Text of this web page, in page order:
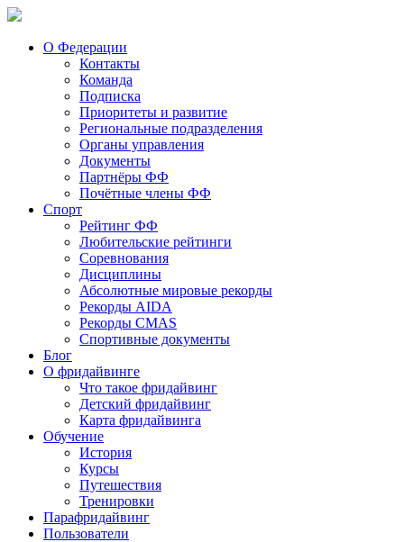
О Федерации
Контакты
Команда
Подписка
Приоритеты и развитие
Региональные подразделения
Органы управления
Документы
Партнёры ФФ
Почётные члены ФФ
Спорт
Рейтинг ФФ
Любительские рейтинги
Соревнования
Дисциплины
Абсолютные мировые рекорды
Рекорды AIDA
Рекорды CMAS
Спортивные документы
Блог
О фридайвинге
Что такое фридайвинг
Детский фридайвинг
Карта фридайвинга
Обучение
История
Курсы
Путешествия
Тренировки
Парафридайвинг
Пользователи